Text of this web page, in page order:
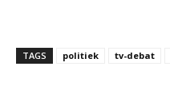
TAGS politiek tv-debat